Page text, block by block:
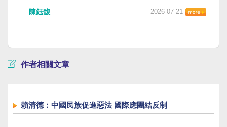
陳鈺馥 2026-07-21
作者相關文章
賴清德：中國民族促進惡法 國際應團結反制